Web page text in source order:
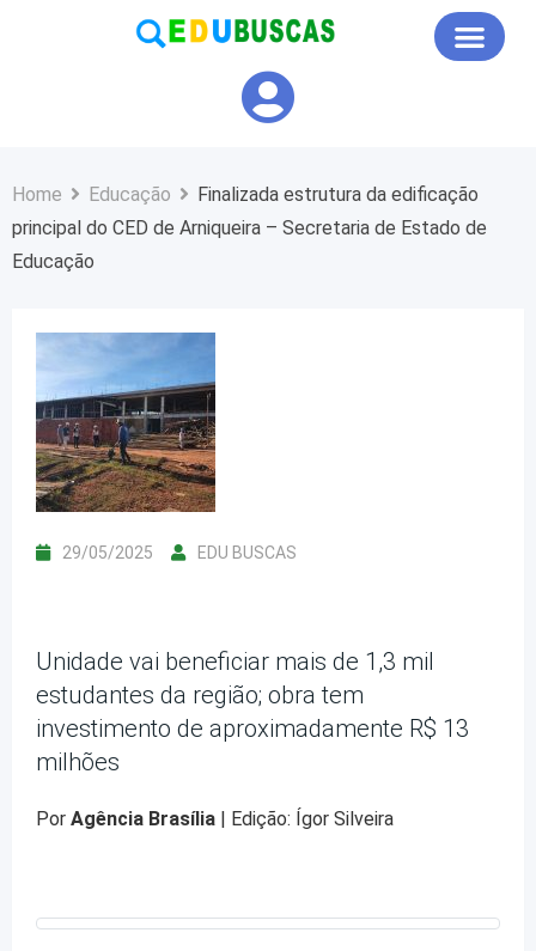
Home Educação
Finalizada estrutura da edificação
principal do CED de Arniqueira – Secretaria de Estado de
Educação
29/05/2025 EDU BUSCAS
Unidade vai beneficiar mais de 1,3 mil
estudantes da região; obra tem
investimento de aproximadamente R$ 13
milhões
Por Agência Brasília | Edição: Ígor Silveira